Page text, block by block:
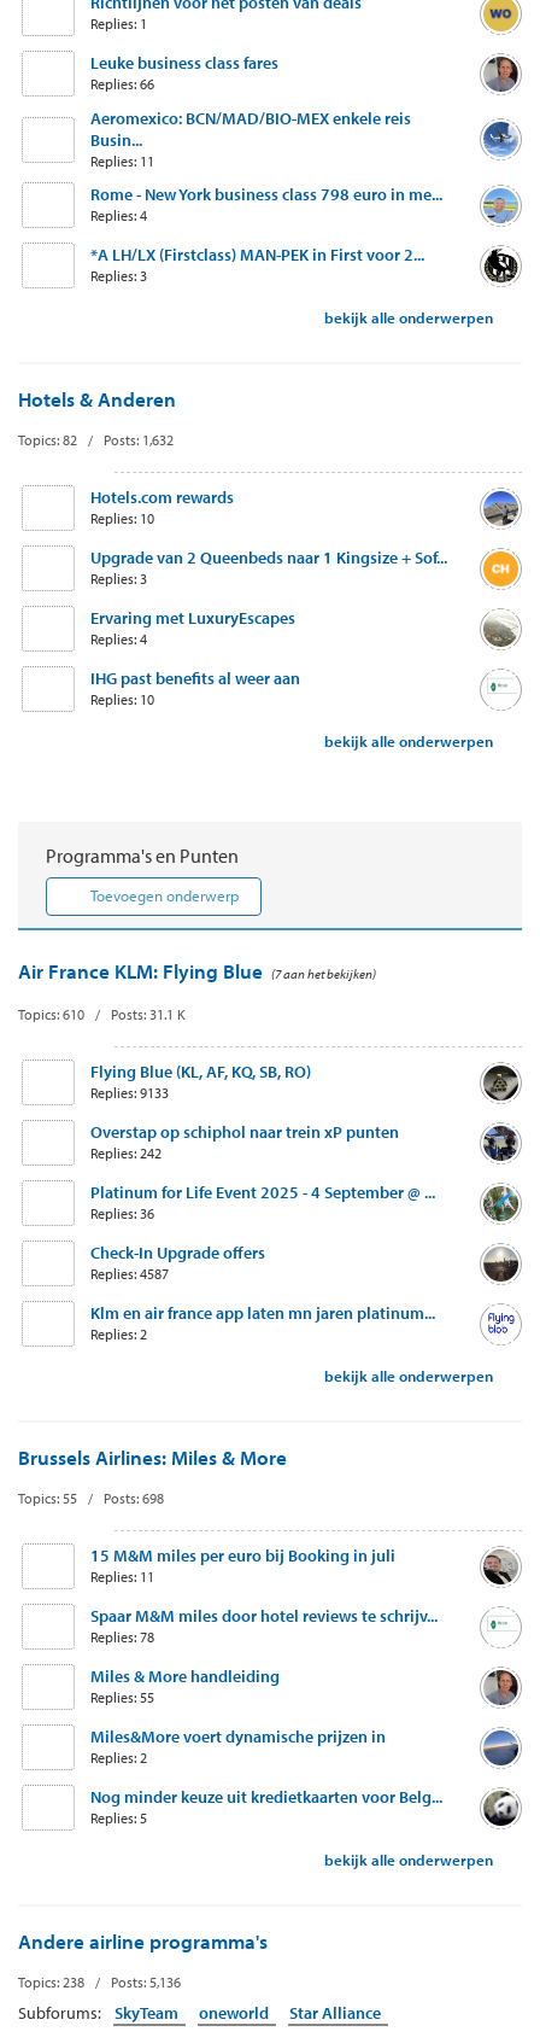
Replies: 1
Leuke business class fares
Replies: 66
Aeromexico: BCN/MAD/BIO-MEX enkele reis
Busin...
Replies: 11
Rome - New York business class 798 euro in me...
Replies: 4
*A LH/LX (Firstclass) MAN-PEK in First voor 2...
Replies: 3
bekijk alle onderwerpen
Hotels & Anderen
Topics: 82 / Posts: 1,632
Hotels.com rewards
Replies: 10
Upgrade van 2 Queenbeds naar 1 Kingsize + Sof...
Replies: 3
Ervaring met LuxuryEscapes
Replies: 4
IHG past benefits al weer aan
Replies: 10
bekijk alle onderwerpen
Programma's en Punten
Toevoegen onderwerp
Air France KLM: Flying Blue (7 aan het bekijken)
Topics: 610 / Posts: 31.1 K
Flying Blue (KL, AF, KQ, SB, RO)
Replies: 9133
Overstap op schiphol naar trein xP punten
Replies: 242
Platinum for Life Event 2025 - 4 September @ ...
Replies: 36
Check-In Upgrade offers
Replies: 4587
Klm en air france app laten mn jaren platinum...
Replies: 2
bekijk alle onderwerpen
Brussels Airlines: Miles & More
Topics: 55 / Posts: 698
15 M&M miles per euro bij Booking in juli
Replies: 11
Spaar M&M miles door hotel reviews te schrijv...
Replies: 78
Miles & More handleiding
Replies: 55
Miles&More voert dynamische prijzen in
Replies: 2
Nog minder keuze uit kredietkaarten voor Belg...
Replies: 5
bekijk alle onderwerpen
Andere airline programma's
Topics: 238 / Posts: 5,136
Subforums: SkyTeam oneworld Star Alliance